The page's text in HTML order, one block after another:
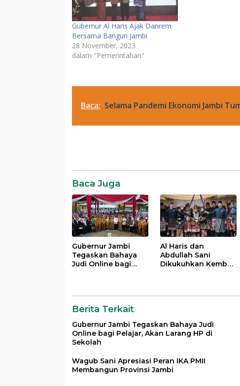
Gubernur Al Haris Ajak Danrem
Bersama Bangun Jambi
28 November, 2023
dalam "Pemerintahan"
Baca: Selama Pandemi Ekonomi Jambi
Komentar
Baca Juga
Gubernur Jambi
Tegaskan Bahaya
Judi Online bagi
Al Haris dan
Abdullah Sani
Dikukuhkan Kembali
Berita Terkait
Gubernur Jambi Tegaskan Bahaya Judi
Online bagi Pelajar, Akan Larang HP di
Sekolah
Wagub Sani Apresiasi Peran IKA PMII
Membangun Provinsi Jambi